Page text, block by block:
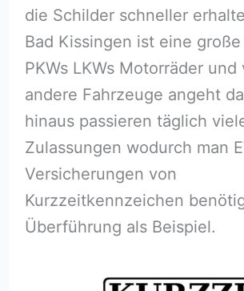
die Schilder schneller
Bad Kissingen ist eine
PKWs LKWs Motorräder
andere Fahrzeuge angeht
hinaus passieren täglich
Zulassungen wodurch man
Versicherungen von
Kurzzeitkennzeichen
Überführung als Beispiel.